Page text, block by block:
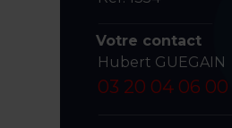
Votre contact
Hubert GUEGAIN
03 20 04 06 00